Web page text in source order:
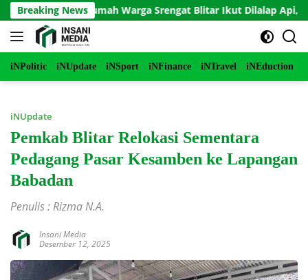
Langsung
ke
konten
Breaking News
Rumah Warga Srengat Blitar Ikut Dilalap Api, Segini
iNPolitic iNUpdate iNSport iNFinance iNTravel iNEduction
iNUpdate
Pemkab Blitar Relokasi Sementara
Pedagang Pasar Kesamben ke Lapangan
Babadan
Penulis : Rizma N.A.
Insani Media
Desember 12, 2025